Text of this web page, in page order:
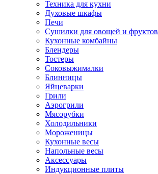
Техника для кухни
Духовые шкафы
Печи
Сушилки для овощей и фруктов
Кухонные комбайны
Блендеры
Тостеры
Соковыжималки
Блинницы
Яйцеварки
Грили
Аэрогрили
Мясорубки
Холодильники
Мороженицы
Кухонные весы
Напольные весы
Аксессуары
Индукционные плиты